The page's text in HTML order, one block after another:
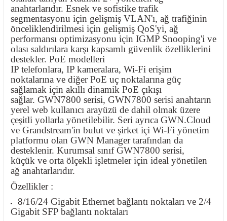
anahtarlarıdır. Esnek ve sofistike trafik
segmentasyonu için gelişmiş VLAN'ı, ağ trafiğinin
önceliklendirilmesi için gelişmiş QoS'yi, ağ
performansı optimizasyonu için IGMP Snooping'i ve
olası saldırılara karşı kapsamlı güvenlik özelliklerini
destekler. PoE modelleri
IP telefonlara, IP kameralara, Wi-Fi erişim
noktalarına ve diğer PoE uç noktalarına güç
sağlamak için akıllı dinamik PoE çıkışı
sağlar. GWN7800 serisi, GWN7800 serisi anahtarın
yerel web kullanıcı arayüzü de dahil olmak üzere
çeşitli yollarla yönetilebilir. Seri ayrıca GWN.Cloud
ve Grandstream'in bulut ve şirket içi Wi-Fi yönetim
platformu olan GWN Manager tarafından da
desteklenir. Kurumsal sınıf GWN7800 serisi,
küçük ve orta ölçekli işletmeler için ideal yönetilen
ağ anahtarlarıdır.
Özellikler :
8/16/24 Gigabit Ethernet bağlantı noktaları ve 2/4
Gigabit SFP bağlantı noktaları